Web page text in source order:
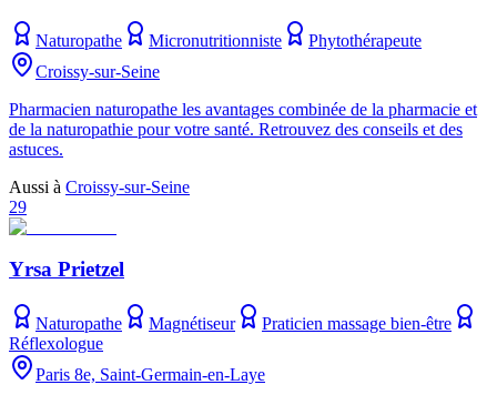
Naturopathe Micronutritionniste
Phytothérapeute
Croissy-sur-Seine
Pharmacien naturopathe les avantages combinée de la pharmacie et
de la naturopathie pour votre santé. Retrouvez des conseils et des
astuces.
Aussi à Croissy-sur-Seine
29
Yrsa Prietzel
Naturopathe Magnétiseur
Praticien massage bien-être
Réflexologue
Paris 8e, Saint-Germain-en-Laye